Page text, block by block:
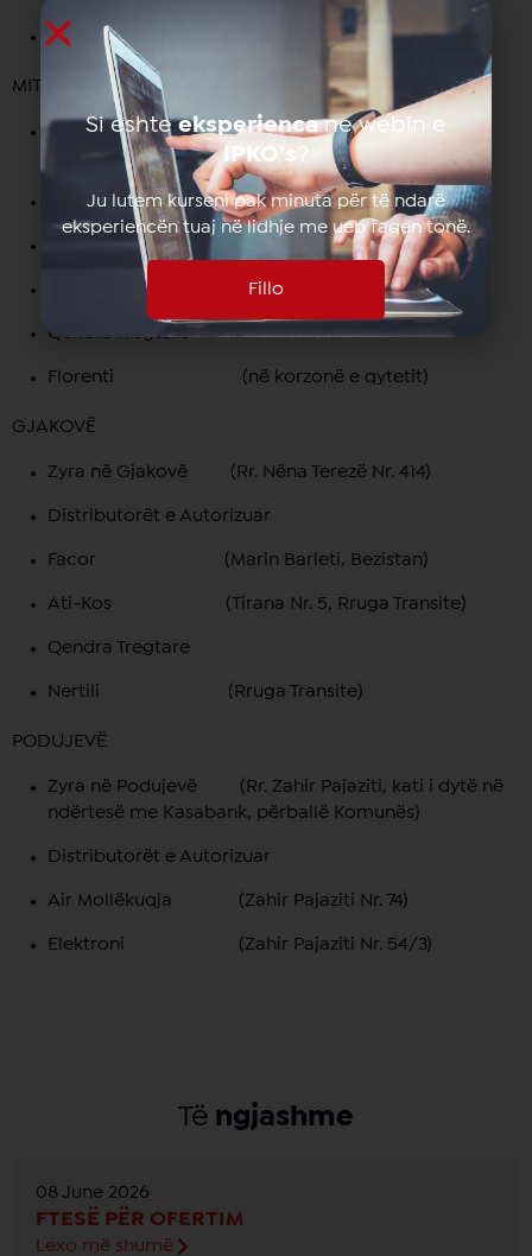
ETC (Elkos Trade Center)
MITROVICË
Zyra në Mitrovicë (Rr. Brigada 142, ish Hotel
Adriatiku)
Distributorët e Autorizuar
Mobile Phone (Rr. Mbretëresha Teutë)
Informatika (Rr. Mbretëresha Teutë)
Qendra Tregtare
Florenti (në korzonë e qytetit)
GJAKOVË
Zyra në Gjakovë (Rr. Nëna Terezë Nr. 414)
Distributorët e Autorizuar
Facor (Marin Barleti, Bezistan)
Ati-Kos (Tirana Nr. 5, Rruga Transite)
Qendra Tregtare
Nertili (Rruga Transite)
PODUJEVË
Zyra në Podujevë (Rr. Zahir Pajaziti, kati i dytë në
ndërtesë me Kasabank, përballë Komunës)
Distributorët e Autorizuar
Air Mollëkuqja (Zahir Pajaziti Nr. 74)
Elektroni (Zahir Pajaziti Nr. 54/3)
Të ngjashme
08 June 2026
FTESË PËR OFERTIM
Lexo më shumë
Si eshteeksperiencane webin e
IPKO’s?
Ju lutem kurseni pak minuta për të ndarë
eksperiencën tuaj në lidhje me ueb faqen tonë.
Fillo